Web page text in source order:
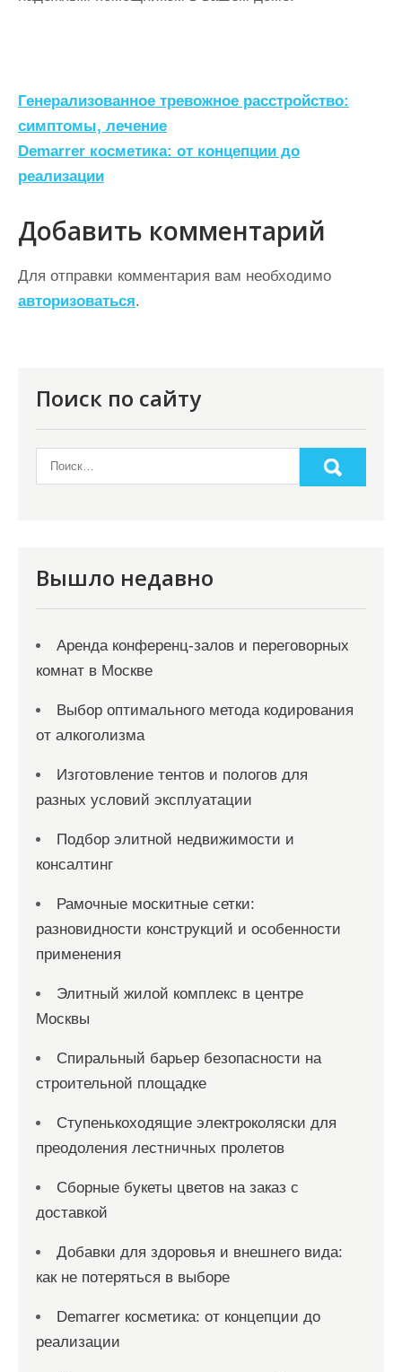
Н
а
в
и
г
а
ц
и
м
Генерализованное тревожное расстройство:
симптомы, лечение
Demarrer косметика: от концепции до
реализации
Добавить комментарий
Для отправки комментария вам необходимо
авторизоваться.
Поиск по сайту
Вышло недавно
Аренда конференц-залов и переговорных
комнат в Москве
Выбор оптимального метода кодирования
от алкоголизма
Изготовление тентов и пологов для
разных условий эксплуатации
Подбор элитной недвижимости и
консалтинг
Рамочные москитные сетки:
разновидности конструкций и особенности
применения
Элитный жилой комплекс в центре
Москвы
Спиральный барьер безопасности на
строительной площадке
Ступенькоходящие электроколяски для
преодоления лестничных пролетов
Сборные букеты цветов на заказ с
доставкой
Добавки для здоровья и внешнего вида:
как не потеряться в выборе
Demarrer косметика: от концепции до
реализации